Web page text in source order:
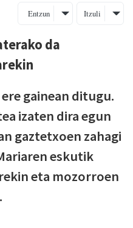
Entzun Itzuli
da
gainean ditugu.
izaten dira egun
gaztetxoen zahagi
eskutik
eta mozorroen